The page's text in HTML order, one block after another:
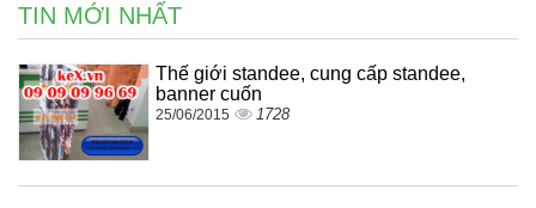
TIN MỚI NHẤT
Thế giới standee, cung cấp standee,
banner cuốn
25/06/2015 1728